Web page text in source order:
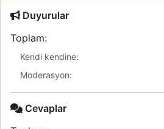
Duyurular
Toplam:
Kendi kendine:
Moderasyon:
Cevaplar